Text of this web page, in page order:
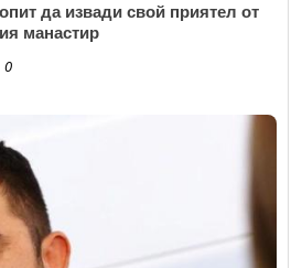
да извади свой приятел от
манастир
0